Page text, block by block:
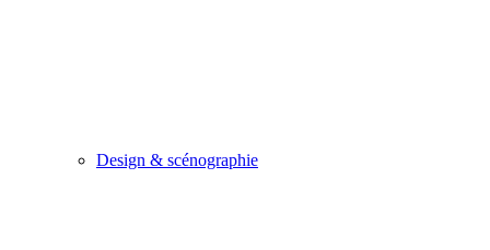
Design & scénographie